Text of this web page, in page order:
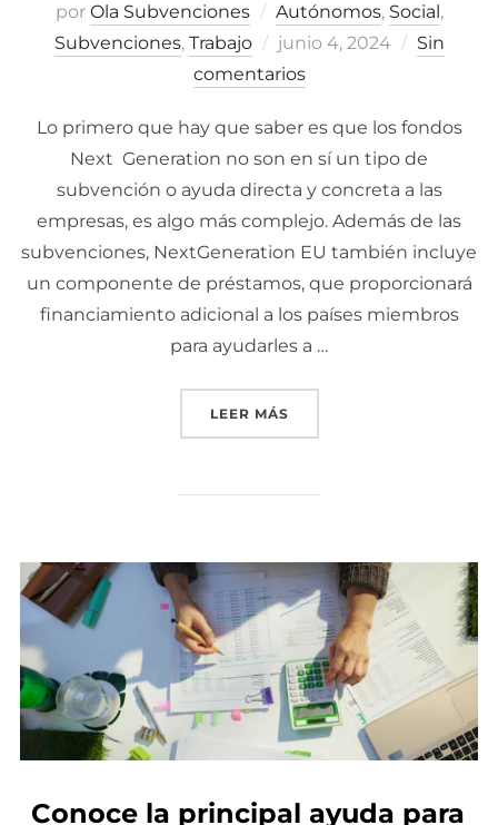
por Ola Subvenciones Autónomos, Social ,
Subvenciones, Trabajo
Publicado
el
junio 4, 2024
Sin
comentarios
Lo primero que hay que saber es que los fondos
Next Generation no son en sí un tipo de
subvención o ayuda directa y concreta a las
empresas, es algo más complejo. Además de las
subvenciones, NextGeneration EU también incluye
un componente de préstamos, que proporcionará
financiamiento adicional a los países miembros
para ayudarles a …
LEER MÁS
Conoce la principal ayuda para